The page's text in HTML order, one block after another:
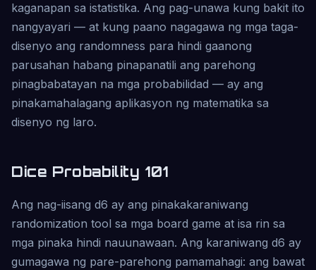
kaganapan sa istatistika. Ang pag-unawa kung bakit ito
nangyayari — at kung paano nagagawa ng mga taga-
disenyo ang randomness para hindi gaanong
parusahan habang pinapanatili ang parehong
pinagbabatayan na mga probabilidad — ay ang
pinakamahalagang aplikasyon ng matematika sa
disenyo ng laro.
Dice Probability 101
Ang nag-iisang d6 ay ang pinakakaraniwang
randomization tool sa mga board game at isa rin sa
mga pinaka hindi nauunawaan. Ang karaniwang d6 ay
gumagawa ng pare-parehong pamamahagi: ang bawat